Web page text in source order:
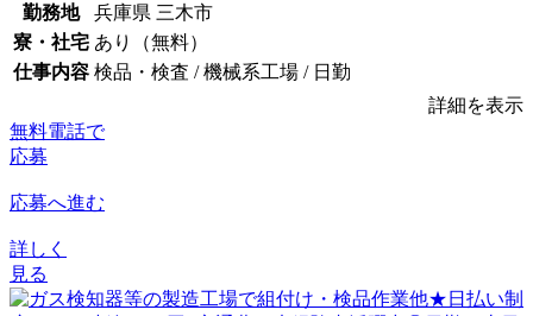
勤務地
兵庫県 三木市
寮・社宅 あり（無料）
仕事内容 検品・検査 / 機械系工場 / 日勤
詳細を表示
無料電話で
応募
応募へ進む
詳しく
見る